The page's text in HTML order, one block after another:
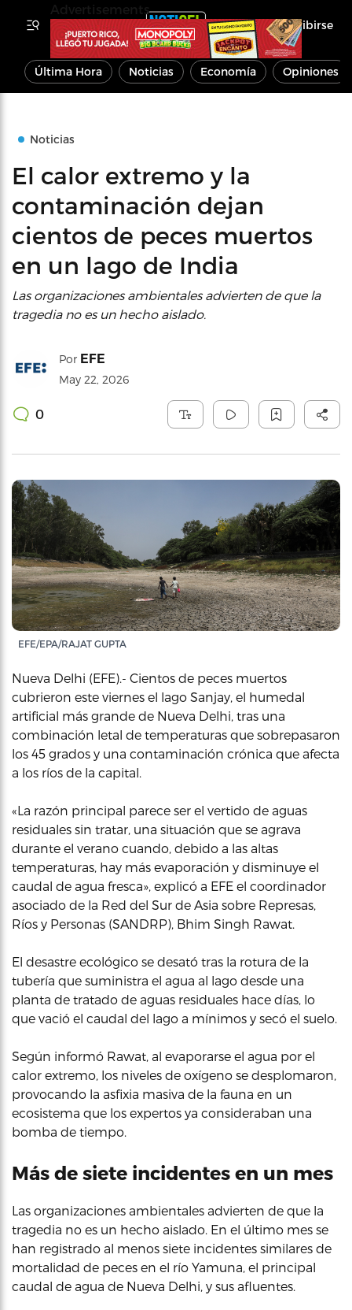
Inscribirse
Última Hora Noticias Economía Opiniones
Noticias
El calor extremo y la
contaminación dejan
cientos de peces muertos
en un lago de India
Las organizaciones ambientales advierten de que la
tragedia no es un hecho aislado.
Por EFE
May 22, 2026
0
EFE/EPA/RAJAT GUPTA
Nueva Delhi (EFE).- Cientos de peces muertos
cubrieron este viernes el lago Sanjay, el humedal
artificial más grande de Nueva Delhi, tras una
combinación letal de temperaturas que sobrepasaron
los 45 grados y una contaminación crónica que afecta
a los ríos de la capital.
«La razón principal parece ser el vertido de aguas
residuales sin tratar, una situación que se agrava
durante el verano cuando, debido a las altas
temperaturas, hay más evaporación y disminuye el
caudal de agua fresca», explicó a EFE el coordinador
asociado de la Red del Sur de Asia sobre Represas,
Ríos y Personas (SANDRP), Bhim Singh Rawat.
El desastre ecológico se desató tras la rotura de la
tubería que suministra el agua al lago desde una
planta de tratado de aguas residuales hace días, lo
que vació el caudal del lago a mínimos y secó el suelo.
Según informó Rawat, al evaporarse el agua por el
calor extremo, los niveles de oxígeno se desplomaron,
provocando la asfixia masiva de la fauna en un
ecosistema que los expertos ya consideraban una
bomba de tiempo.
Más de siete incidentes en un mes
Las organizaciones ambientales advierten de que la
tragedia no es un hecho aislado. En el último mes se
han registrado al menos siete incidentes similares de
mortalidad de peces en el río Yamuna, el principal
caudal de agua de Nueva Delhi, y sus afluentes.
Advertisements